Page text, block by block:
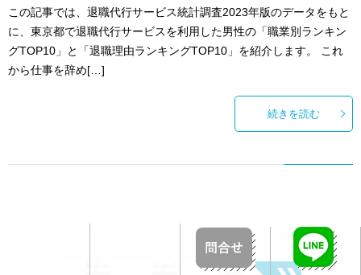
この記事では、退職代行サービス統計調査2023年版のデータをもと
に、東京都で退職代行サービスを利用した男性の「職業別ランキン
グTOP10」と「退職理由ランキングTOP10」を紹介します。 これ
から仕事を辞め[…]
続きを読む